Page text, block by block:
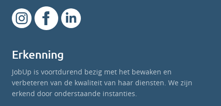
Erkenning
JobUp is voortdurend bezig met het bewaken en
verbeteren van de kwaliteit van haar diensten. We zijn
erkend door onderstaande instanties.